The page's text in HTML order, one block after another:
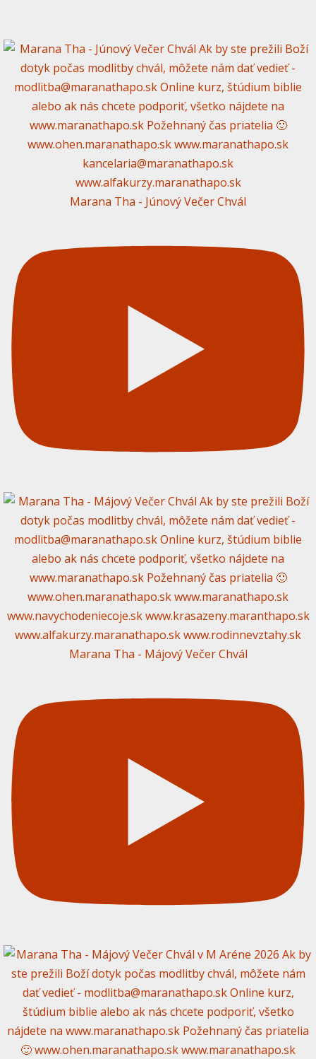
Marana Tha - Júnový Večer Chvál
Marana Tha - Májový Večer Chvál